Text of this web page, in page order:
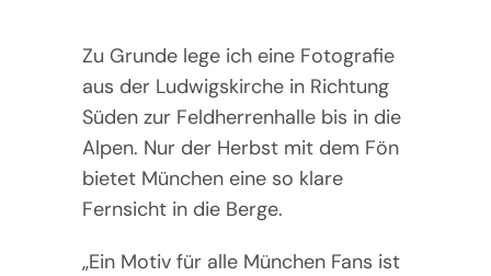
Zu Grunde lege ich eine Fotografie
aus der Ludwigskirche in Richtung
Süden zur Feldherrenhalle bis in die
Alpen. Nur der Herbst mit dem Fön
bietet München eine so klare
Fernsicht in die Berge.
„Ein Motiv für alle München Fans ist